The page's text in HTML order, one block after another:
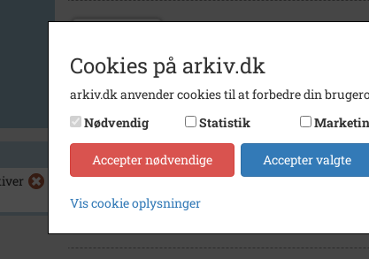
Kongensgade 5
1995- 1998
Cookies på arkiv.dk
arkiv.dk anvender cookies til at forbedre din
Nødvendig
Statistik
Accepter nødvendige Accepter valgte
Vis cookie oplysninger